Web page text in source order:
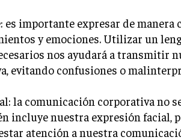
es importante expresar de manera
y emociones. Utilizar un
nos ayudará a transmitir
evitando confusiones o
la comunicación corporativa no
incluye nuestra expresión facial,
atención a nuestra